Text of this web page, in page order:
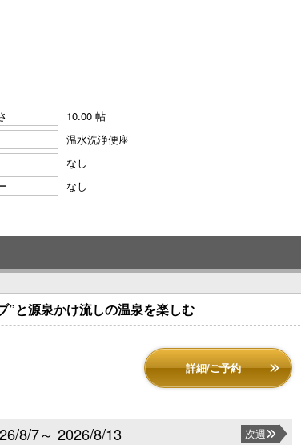
10.00 帖
温水洗浄便座
なし
なし
”と源泉かけ流しの温泉を楽しむ
詳細/ご予約
8/7～ 2026/8/13
次週